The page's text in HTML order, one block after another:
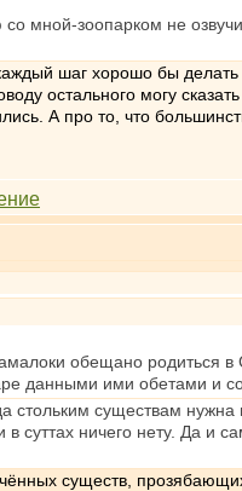
мной-зоопарком не
шаг хорошо бы
остального могу
А про то, что
обещано родиться в
данными ими обетами и
стольким существам
ничего нету. Да и
существ,